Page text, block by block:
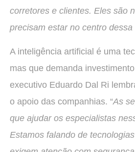
corretores e clientes. Eles são
precisam estar no centro
A inteligência artificial é uma
mas que demanda
executivo Eduardo Dal Ri
o apoio das companhias. “As
que ajudar os especialistas
Estamos falando de